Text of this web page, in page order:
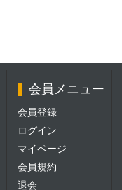
会員メニュー
会員登録
ログイン
マイページ
会員規約
退会